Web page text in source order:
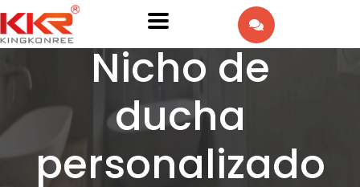
AR
IW
Nicho de
ducha
personalizado